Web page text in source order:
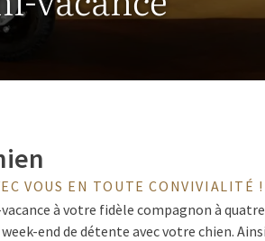
VOUS EN TOUTE CONVIVIALITÉ !
à votre fidèle compagnon à
end de détente avec votre chien.